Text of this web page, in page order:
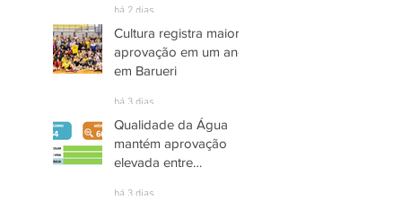
há 2 dias
Cultura registra maior
aprovação em um ano
em Barueri
há 3 dias
Qualidade da Água
mantém aprovação
elevada entre
há 3 dias